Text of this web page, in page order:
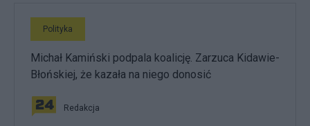
Polityka
Michał Kamiński podpala koalicję. Zarzuca Kidawie-
Błońskiej, że kazała na niego donosić
Redakcja